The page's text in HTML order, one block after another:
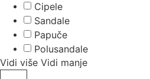
Cipele
Sandale
Papuče
Polusandale
Vidi više Vidi manje